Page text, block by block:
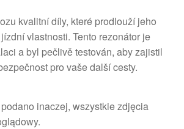
kvalitní díly, které prodlouží jeho
vlastnosti. Tento rezonátor je
a byl pečlivě testován, aby zajistil
pro vaše další cesty.
inaczej, wszystkie zdjęcia